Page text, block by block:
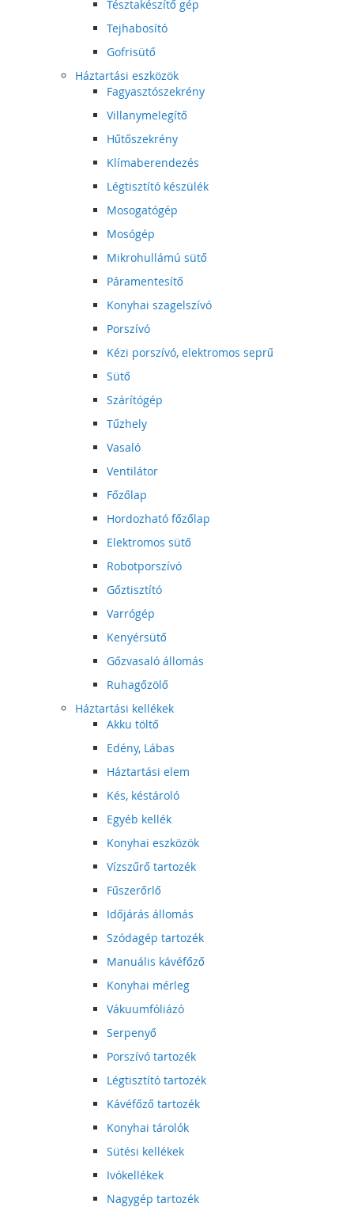
Tésztakészítő gép
Tejhabosító
Gofrisütő
Háztartási eszközök
Fagyasztószekrény
Villanymelegítő
Hűtőszekrény
Klímaberendezés
Légtisztító készülék
Mosogatógép
Mosógép
Mikrohullámú sütő
Páramentesítő
Konyhai szagelszívó
Porszívó
Kézi porszívó, elektromos seprű
Sütő
Szárítógép
Tűzhely
Vasaló
Ventilátor
Főzőlap
Hordozható főzőlap
Elektromos sütő
Robotporszívó
Gőztisztító
Varrógép
Kenyérsütő
Gőzvasaló állomás
Ruhagőzölő
Háztartási kellékek
Akku töltő
Edény, Lábas
Háztartási elem
Kés, késtároló
Egyéb kellék
Konyhai eszközök
Vízszűrő tartozék
Fűszerőrlő
Időjárás állomás
Szódagép tartozék
Manuális kávéfőző
Konyhai mérleg
Vákuumfóliázó
Serpenyő
Porszívó tartozék
Légtisztító tartozék
Kávéfőző tartozék
Konyhai tárolók
Sütési kellékek
Ivókellékek
Nagygép tartozék